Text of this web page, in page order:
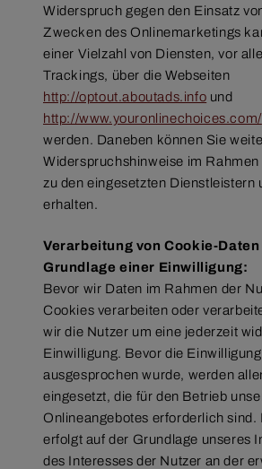
Widerspruch gegen den Einsatz
Zwecken des Onlinemarketings
einer Vielzahl von Diensten, vor
Trackings, über die Webseiten
http://optout.aboutads.info und
http://www.youronlinechoices.com/
werden. Daneben können Sie
Widerspruchshinweise im
zu den eingesetzten Dienstleistern
erhalten.
Verarbeitung von Cookie-Daten
Grundlage einer Einwilligung:
Bevor wir Daten im Rahmen der
Cookies verarbeiten oder
wir die Nutzer um eine jederzeit
Einwilligung. Bevor die
ausgesprochen wurde, werden
eingesetzt, die für den Betrieb
Onlineangebotes erforderlich sind.
erfolgt auf der Grundlage unseres
des Interesses der Nutzer an der